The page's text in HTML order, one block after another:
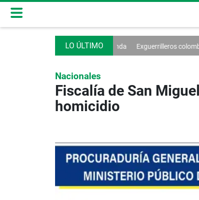
a la tercera ronda Exguerrilleros colombianos temen
Nacionales
Fiscalía de San
homicidio